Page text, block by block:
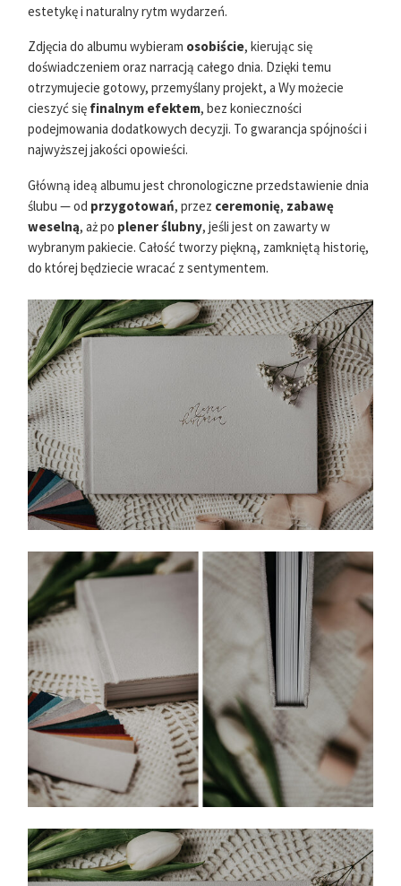
estetykę i naturalny rytm wydarzeń.
Zdjęcia do albumu wybieram osobiście, kierując się
doświadczeniem oraz narracją całego dnia. Dzięki temu
otrzymujecie gotowy, przemyślany projekt, a Wy możecie
cieszyć się finalnym efektem, bez konieczności
podejmowania dodatkowych decyzji. To gwarancja spójności i
najwyższej jakości opowieści.
Główną ideą albumu jest chronologiczne przedstawienie dnia
ślubu — od przygotowań, przez ceremonię, zabawę
weselną, aż po plener ślubny, jeśli jest on zawarty w
wybranym pakiecie. Całość tworzy piękną, zamkniętą historię,
do której będziecie wracać z sentymentem.